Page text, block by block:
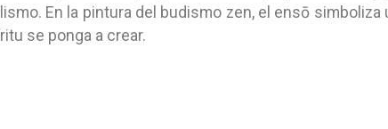
En la pintura del budismo zen, el ensō
se ponga a crear.